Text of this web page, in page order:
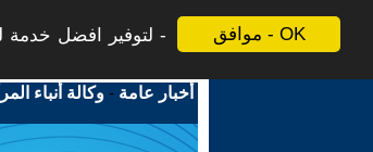
موافق - OK
لتوفير افضل خدمة
أخبار عامة -وكالة أنباء